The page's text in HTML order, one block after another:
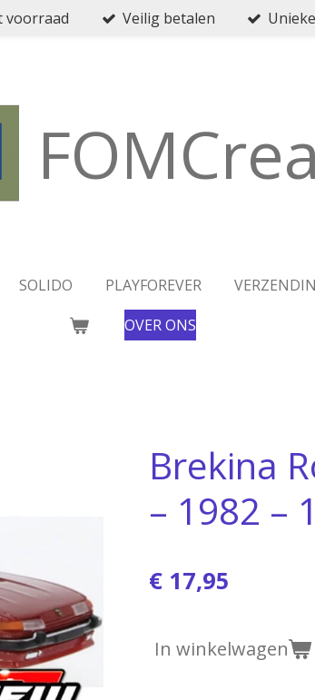
voorraad Veilig betalen
SOLIDO PLAYFOREVER
OVER ONS
Brekina
– 1982 –
€ 17,95
In winkelwagen